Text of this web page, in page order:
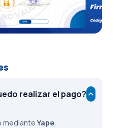
realizar el pago?
medianteYape